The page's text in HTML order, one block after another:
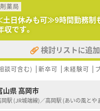
薬局
≪土日休みも可≫9時間勤務制
です。
検討リストに追加
談可含む) 新卒可 未経験可
山県 高岡市
岡駅 (JR城端線)／高岡駅 (あいの風とや